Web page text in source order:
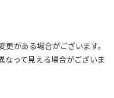
がある場合がございます。
って見える場合がございま